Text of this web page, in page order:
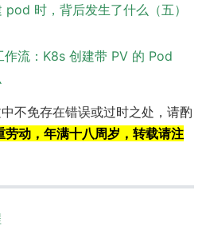
时，背后发生了什么（五）
流：K8s 创建带 PV 的 Pod
不免存在错误或过时之处，请酌
劳动，年满十八周岁，转载请注